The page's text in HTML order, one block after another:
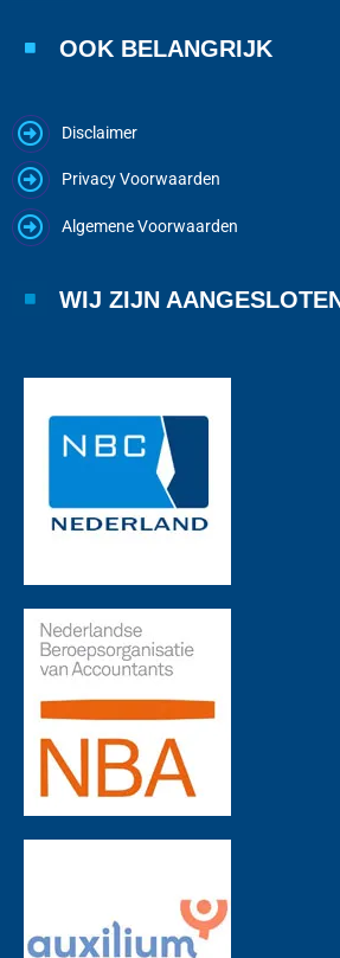
OOK BELANGRIJK
Disclaimer
Privacy Voorwaarden
Algemene Voorwaarden
WIJ ZIJN